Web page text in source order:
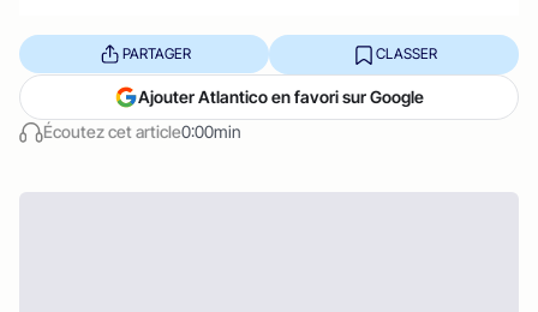
Écoutez cet article0:00min
PARTAGER CLASSER
Ajouter Atlantico en favori sur Google